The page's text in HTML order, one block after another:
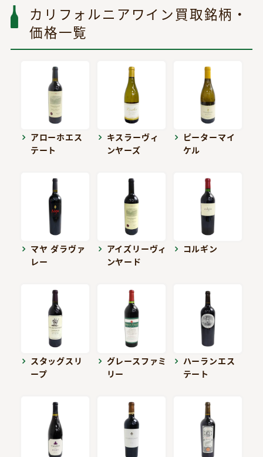
カリフォルニアワイン買取銘柄・
価格一覧
アローホエス
テート
キスラーヴィ
ンヤーズ
ピーターマイ
ケル
マヤ ダラヴァ
レー
アイズリーヴィ
ンヤード
コルギン
スタッグスリ
ープ
グレースファミ
リー
ハーランエス
テート